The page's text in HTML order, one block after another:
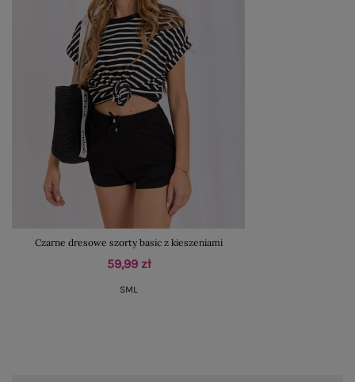
Czarne dresowe szorty basic z kieszeniami
59,99 zł
SML